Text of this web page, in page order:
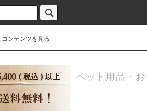
コンテンツを見る
ペット用品・